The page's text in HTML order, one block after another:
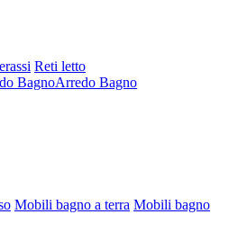
Reti letto
Arredo Bagno
Mobili bagno a terra Mobili bagno